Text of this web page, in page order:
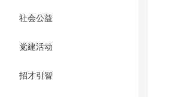
社会公益
党建活动
招才引智